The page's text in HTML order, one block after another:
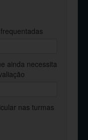
ainda necessita
nas turmas